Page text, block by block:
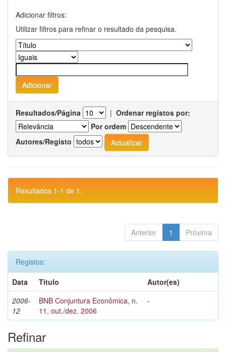
Adicionar filtros:
Utilizar filtros para refinar o resultado da pesquisa.
Resultados/Página | Ordenar registos por:
Por ordem
Autores/Registo
Resultados 1-1 de 1.
Anterior 1 Próxima
Registos:
Data
Título
Autor(es)
2006-
12
BNB Conjuntura Econômica, n.
11, out./dez. 2006
-
Refinar